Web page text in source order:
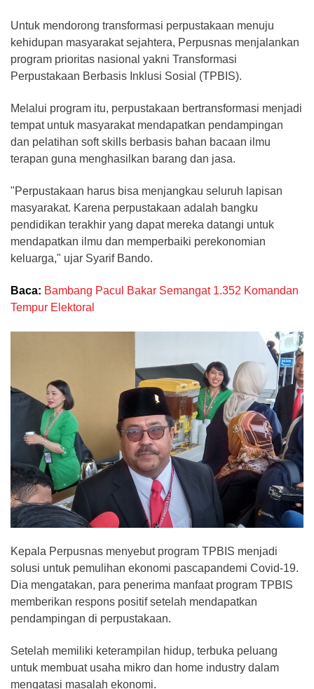
Untuk mendorong transformasi perpustakaan menuju
kehidupan masyarakat sejahtera, Perpusnas menjalankan
program prioritas nasional yakni Transformasi
Perpustakaan Berbasis Inklusi Sosial (TPBIS).
Melalui program itu, perpustakaan bertransformasi menjadi
tempat untuk masyarakat mendapatkan pendampingan
dan pelatihan soft skills berbasis bahan bacaan ilmu
terapan guna menghasilkan barang dan jasa.
"Perpustakaan harus bisa menjangkau seluruh lapisan
masyarakat. Karena perpustakaan adalah bangku
pendidikan terakhir yang dapat mereka datangi untuk
mendapatkan ilmu dan memperbaiki perekonomian
keluarga," ujar Syarif Bando.
Baca: Bambang Pacul Bakar Semangat 1.352 Komandan
Tempur Elektoral
Kepala Perpusnas menyebut program TPBIS menjadi
solusi untuk pemulihan ekonomi pascapandemi Covid-19.
Dia mengatakan, para penerima manfaat program TPBIS
memberikan respons positif setelah mendapatkan
pendampingan di perpustakaan.
Setelah memiliki keterampilan hidup, terbuka peluang
untuk membuat usaha mikro dan home industry dalam
mengatasi masalah ekonomi.